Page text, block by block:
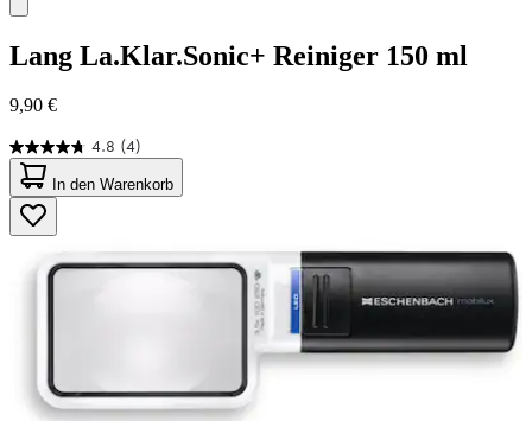
Lang La.Klar.Sonic+ Reiniger 150 ml
9,90 €
4.8 (4)
4.8
von
5
Sternen.
4
Bewertungen
In den Warenkorb